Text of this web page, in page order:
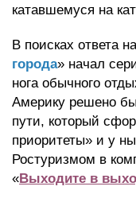
катавшемуся на
В поисках ответа
города» начал
нога обычного
Америку решено
пути, который
приоритеты» и у
Ростуризмом в
«Выходите в